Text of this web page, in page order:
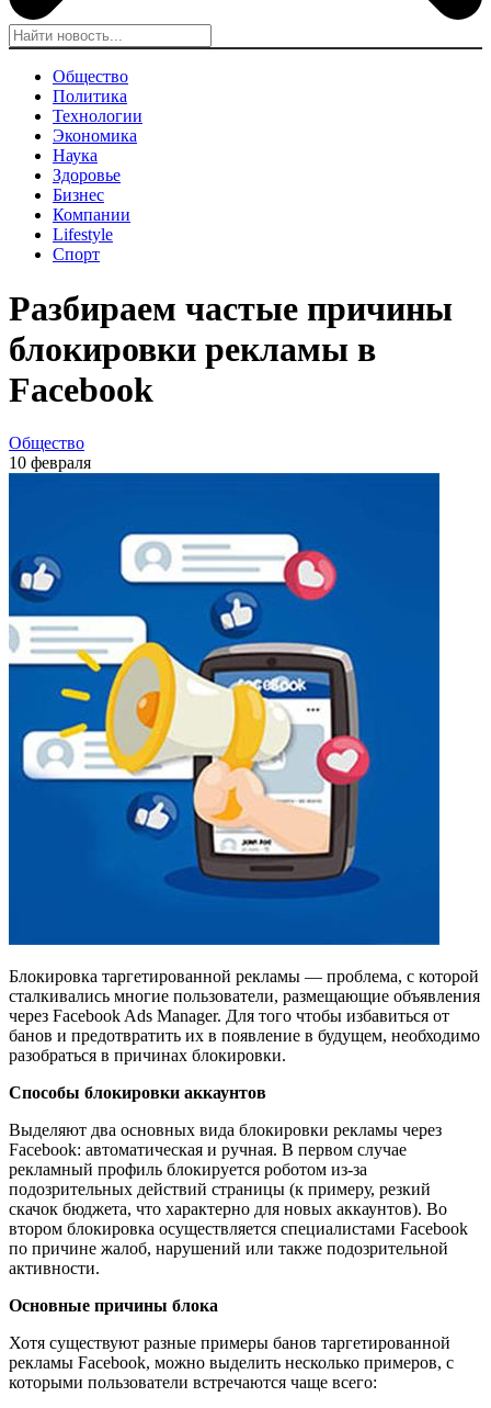
Общество
Политика
Технологии
Экономика
Наука
Здоровье
Бизнес
Компании
Lifestyle
Спорт
Разбираем частые причины
блокировки рекламы в
Facebook
Общество
10 февраля
Блокировка таргетированной рекламы — проблема, с которой
сталкивались многие пользователи, размещающие объявления
через Facebook Ads Manager. Для того чтобы избавиться от
банов и предотвратить их в появление в будущем, необходимо
разобраться в причинах блокировки.
Способы блокировки аккаунтов
Выделяют два основных вида блокировки рекламы через
Facebook: автоматическая и ручная. В первом случае
рекламный профиль блокируется роботом из-за
подозрительных действий страницы (к примеру, резкий
скачок бюджета, что характерно для новых аккаунтов). Во
втором блокировка осуществляется специалистами Facebook
по причине жалоб, нарушений или также подозрительной
активности.
Основные причины блока
Хотя существуют разные примеры банов таргетированной
рекламы Facebook, можно выделить несколько примеров, с
которыми пользователи встречаются чаще всего: